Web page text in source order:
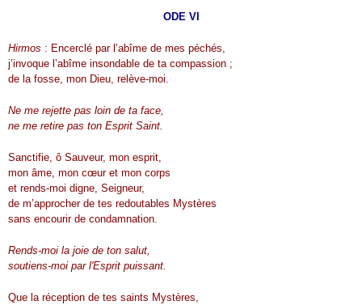
ODE VI
Hirmos : Encerclé par l’abîme de mes péchés,
j’invoque l’abîme insondable de ta compassion ;
de la fosse, mon Dieu, relève-moi.
Ne me rejette pas loin de ta face,
ne me retire pas ton Esprit Saint.
Sanctifie, ô Sauveur, mon esprit,
mon âme, mon cœur et mon corps
et rends-moi digne, Seigneur,
de m’approcher de tes redoutables Mystères
sans encourir de condamnation.
Rends-moi la joie de ton salut,
soutiens-moi par l'Esprit puissant.
Que la réception de tes saints Mystères,